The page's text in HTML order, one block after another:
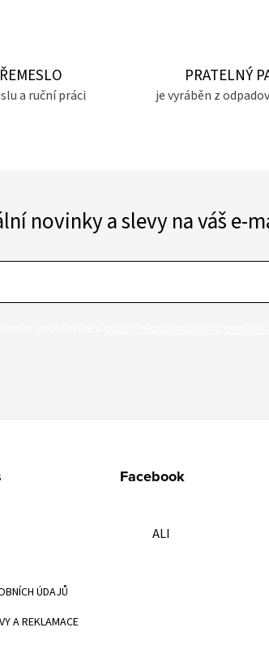
a ruční práci
PRATELNÝ
je vyráběn z
novinky a slevy na váš e-
ÚDAJŮ
A REKLAMACE
Facebook
ALI